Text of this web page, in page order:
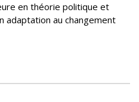
en théorie politique et
adaptation au changement